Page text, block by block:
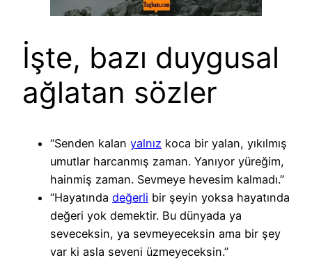
İşte, bazı duygusal
ağlatan sözler
“Senden kalan yalnız koca bir yalan, yıkılmış
umutlar harcanmış zaman. Yanıyor yüreğim,
hainmiş zaman. Sevmeye hevesim kalmadı.”
“Hayatında değerli bir şeyin yoksa hayatında
değeri yok demektir. Bu dünyada ya
seveceksin, ya sevmeyeceksin ama bir şey
var ki asla seveni üzmeyeceksin.”